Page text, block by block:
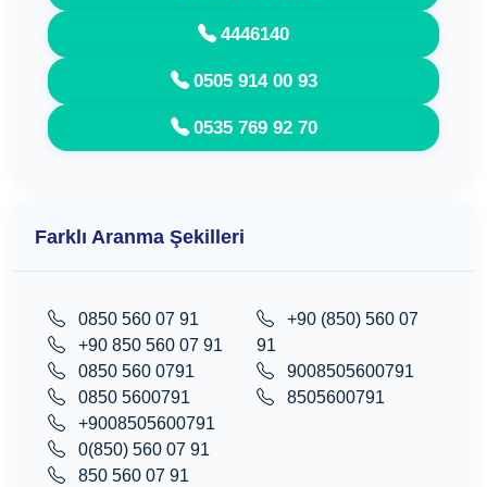
4446140
0505 914 00 93
0535 769 92 70
Farklı Aranma Şekilleri
0850 560 07 91
+90 850 560 07 91
0850 560 0791
0850 5600791
+90 (850) 560 07
91
9008505600791
8505600791
+9008505600791
0(850) 560 07 91
850 560 07 91